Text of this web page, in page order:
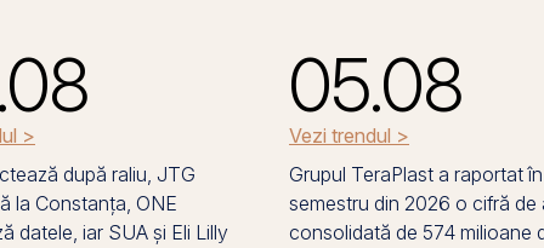
>
după raliu, JTG
la Constanța, ONE
datele, iar SUA și Eli Lilly
05.08
Vezi trendul >
Grupul TeraPlast a raportat
semestru din 2026 o cifră de
consolidată de 574 milioane